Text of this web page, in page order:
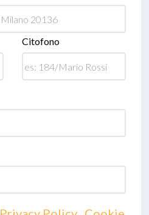
Citofono